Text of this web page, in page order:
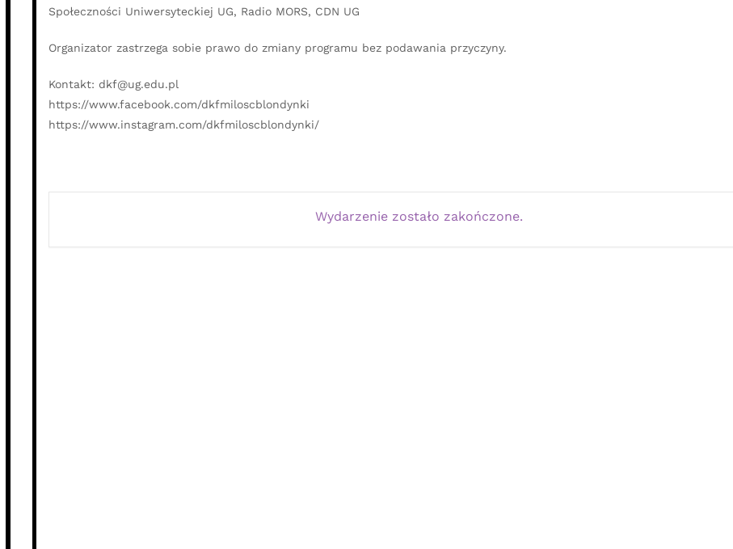
Społeczności Uniwersyteckiej UG, Radio MORS, CDN UG
Organizator zastrzega sobie prawo do zmiany programu bez podawania przyczyny.
Kontakt: dkf@ug.edu.pl
https://www.facebook.com/dkfmiloscblondynki
https://www.instagram.com/dkfmiloscblondynki/
Wydarzenie zostało zakończone.